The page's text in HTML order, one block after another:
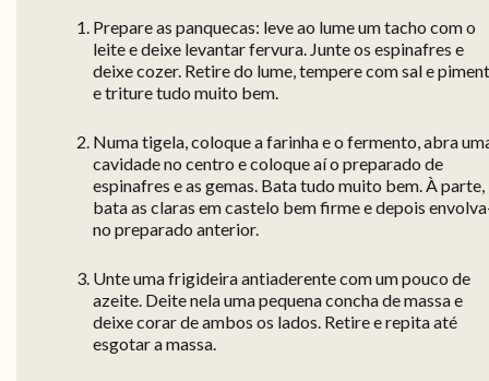
Prepare as panquecas: leve ao lume um tacho com o
leite e deixe levantar fervura. Junte os espinafres e
deixe cozer. Retire do lume, tempere com sal e
e triture tudo muito bem.
Numa tigela, coloque a farinha e o fermento, abra
cavidade no centro e coloque aí o preparado de
espinafres e as gemas. Bata tudo muito bem. À parte,
bata as claras em castelo bem firme e depois
no preparado anterior.
Unte uma frigideira antiaderente com um pouco de
azeite. Deite nela uma pequena concha de massa e
deixe corar de ambos os lados. Retire e repita até
esgotar a massa.